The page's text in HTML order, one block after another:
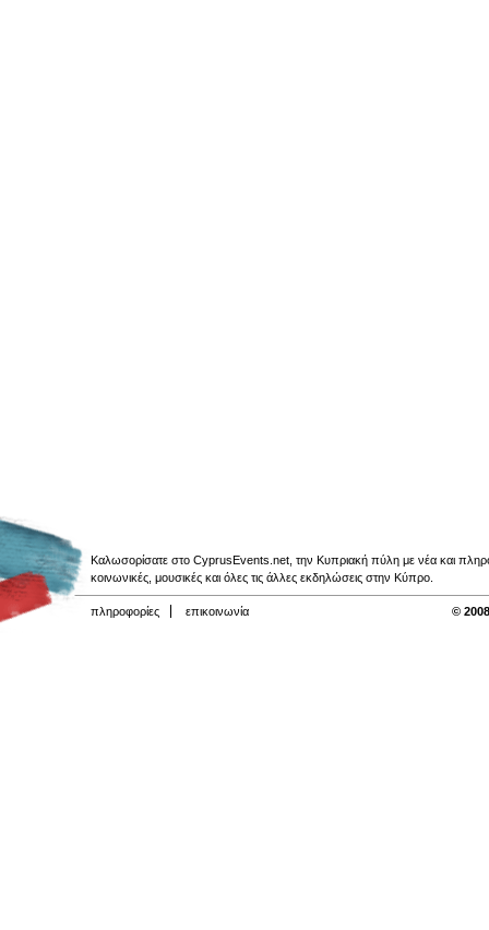
Καλωσορίσατε στο CyprusEvents.net, την Κυπριακή πύλη με νέα και
κοινωνικές, μουσικές και όλες τις άλλες εκδηλώσεις στην Κύπρο.
πληροφορίες επικοινωνία ©